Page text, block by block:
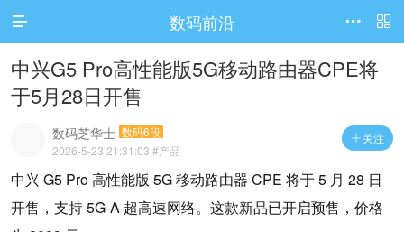
访问电脑版
 数码前沿 

中兴G5 Pro高性能版5G移动路由器CPE将
于5月28日开售
 关注
数码芝华士 数码6段
2026-5-23 21:31:03 #产品
中兴 G5 Pro 高性能版 5G 移动路由器 CPE 将于 5 月 28 日
开售，支持 5G-A 超高速网络。这款新品已开启预售，价格